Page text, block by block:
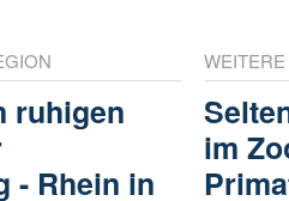
ruhigen
- Rhein in
im